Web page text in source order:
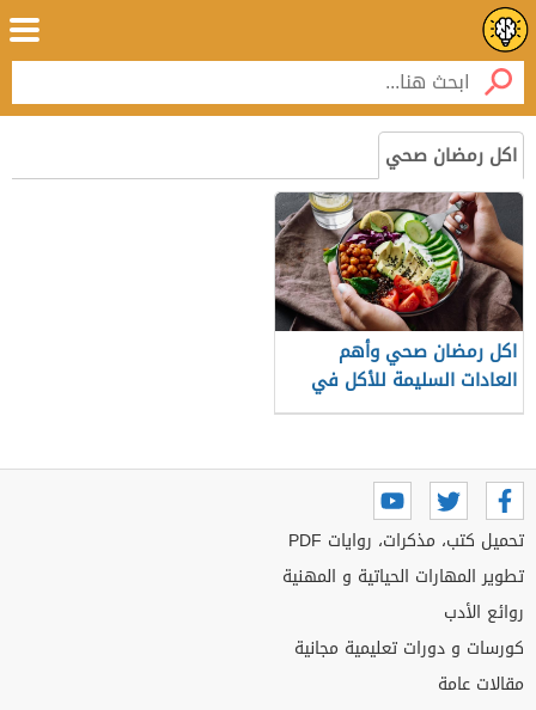
اكل رمضان صحي
اكل رمضان صحي وأهم
العادات السليمة للأكل في
رمضان
تحميل كتب، مذكرات، روايات PDF
تطوير المهارات الحياتية و المهنية
روائع الأدب
كورسات و دورات تعليمية مجانية
مقالات عامة